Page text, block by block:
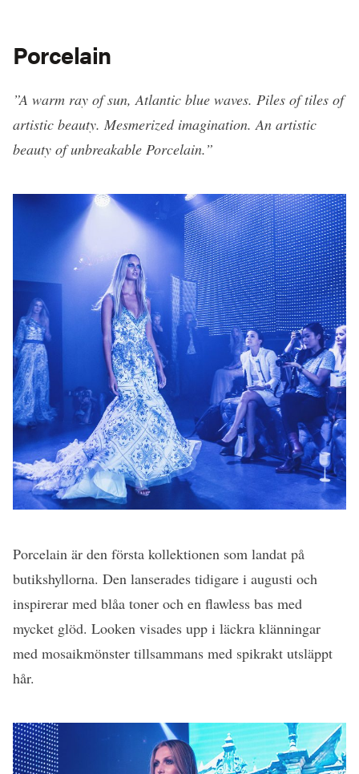
Porcelain
”A warm ray of sun, Atlantic blue waves. Piles of tiles of
artistic beauty. Mesmerized imagination. An artistic
beauty of unbreakable Porcelain.”
Porcelain är den första kollektionen som landat på
butikshyllorna. Den lanserades tidigare i augusti och
inspirerar med blåa toner och en flawless bas med
mycket glöd. Looken visades upp i läckra klänningar
med mosaikmönster tillsammans med spikrakt utsläppt
hår.